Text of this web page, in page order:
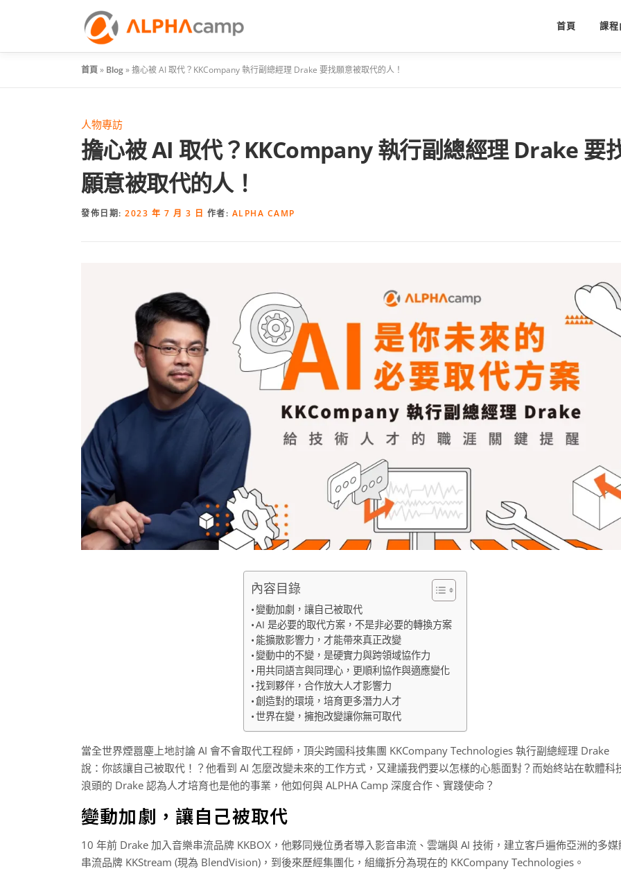
首頁 課程
首頁» Blog»擔心被 AI 取代？KKCompany 執行副總經理 Drake 要找願意被取代的人！
人物專訪
擔心被 AI 取代？KKCompany 執行副總經理 Drake 要
願意被取代的人！
發佈日期: 2023 年 7 月 3 日 作者: ALPHA CAMP
內容目錄
變動加劇，讓自己被取代
AI 是必要的取代方案，不是非必要的轉換方案
能擴散影響力，才能帶來真正改變
變動中的不變，是硬實力與跨領域協作力
用共同語言與同理心，更順利協作與適應變化
找到夥伴，合作放大人才影響力
創造對的環境，培育更多潛力人才
世界在變，擁抱改變讓你無可取代
當全世界煙囂塵上地討論 AI 會不會取代工程師，頂尖跨國科技集團 KKCompany Technologies 執行副總經理 Drake
說：你該讓自己被取代！？他看到 AI 怎麼改變未來的工作方式，又建議我們要以怎樣的心態面對？而始終站在軟體科
浪頭的 Drake 認為人才培育也是他的事業，他如何與 ALPHA Camp 深度合作、實踐使命？
變動加劇，讓自己被取代
10 年前 Drake 加入音樂串流品牌 KKBOX，他夥同幾位勇者導入影音串流、雲端與 AI 技術，建立客戶遍佈亞洲的多媒
串流品牌 KKStream (現為 BlendVision)，到後來歷經集團化，組織拆分為現在的 KKCompany Technologies。